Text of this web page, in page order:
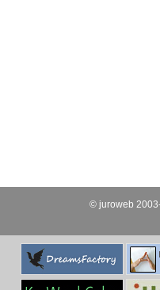
© juroweb